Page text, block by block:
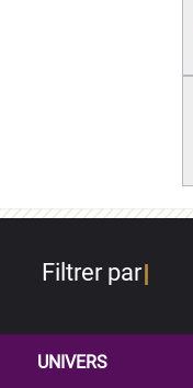
Filtrer par
UNIVERS